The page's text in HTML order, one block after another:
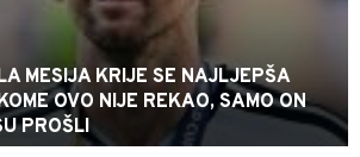
MESIJA KRIJE SE NAJLJEPŠA
OVO NIJE REKAO, SAMO ON
PROŠLI